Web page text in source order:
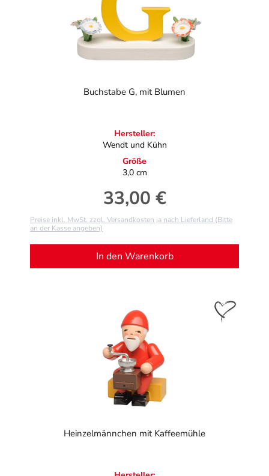
Buchstabe G, mit Blumen
Hersteller:
Wendt und Kühn
Größe
3,0 cm
Regulärer Preis:
33,00 €
Preise inkl. MwSt. zzgl. Versandkosten ja nach Lieferland (Bitte
an der Kasse angeben)
In den Warenkorb
Heinzelmännchen mit Kaffeemühle